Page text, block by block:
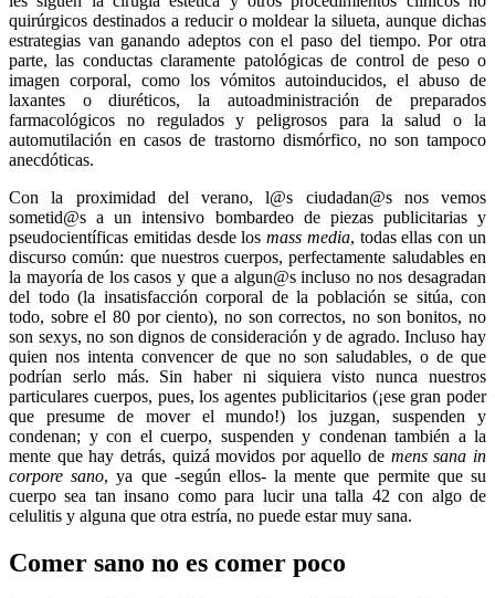
quirúrgicos destinados a reducir o moldear la silueta, aunque dichas
estrategias van ganando adeptos con el paso del tiempo. Por otra
parte, las conductas claramente patológicas de control de peso o
imagen corporal, como los vómitos autoinducidos, el abuso de
laxantes o diuréticos, la autoadministración de preparados
farmacológicos no regulados y peligrosos para la salud o la
automutilación en casos de trastorno dismórfico, no son tampoco
anecdóticas.
Con la proximidad del verano, l@s ciudadan@s nos vemos
sometid@s a un intensivo bombardeo de piezas publicitarias y
pseudocientíficas emitidas desde losmass media, todas ellas con un
discurso común: que nuestros cuerpos, perfectamente saludables en
la mayoría de los casos y que a algun@s incluso no nos desagradan
del todo (la insatisfacción corporal de la población se sitúa, con
todo, sobre el 80 por ciento), no son correctos, no son bonitos, no
son sexys, no son dignos de consideración y de agrado. Incluso hay
quien nos intenta convencer de que no son saludables, o de que
podrían serlo más. Sin haber ni siquiera visto nunca nuestros
particulares cuerpos, pues, los agentes publicitarios (¡ese gran poder
que presume de mover el mundo!) los juzgan, suspenden y
condenan; y con el cuerpo, suspenden y condenan también a la
mente que hay detrás, quizá movidos por aquello de mens sana in
corpore sano, ya que -según ellos- la mente que permite que su
cuerpo sea tan insano como para lucir una talla 42 con algo de
celulitis y alguna que otra estría, no puede estar muy sana.
Comer sano no es comer poco